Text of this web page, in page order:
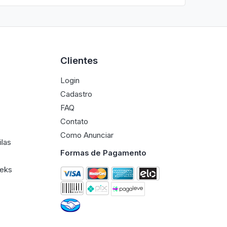
Clientes
Login
Cadastro
FAQ
Contato
Como Anunciar
Formas de Pagamento